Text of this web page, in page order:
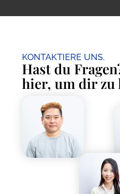
KONTAKTIERE UNS.
Hast du
hier, um dir zu